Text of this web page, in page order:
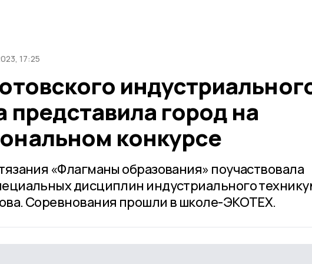
17:25
представила город на
конкурсе
«Флагманы образования» поучаствовала
дисциплин индустриального
Соревнования прошли в школе-ЭКОТЕХ.